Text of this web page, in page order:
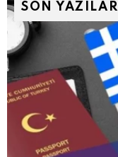
SON YAZILAR